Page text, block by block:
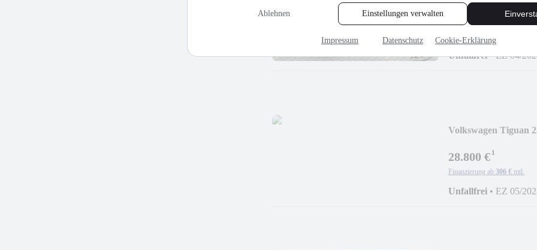
Ablehnen Einstellungen verwalten
Impressum Datenschutz Cookie-Erklärung
Virt
20.700 €
Finanzierung ab
Unfallfrei•EZ 04/
Volkswagen Tiguan
28.800 €¹
Finanzierung ab 306 € mtl.
Unfallfrei • EZ 05/